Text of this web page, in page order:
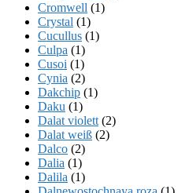
Cromwell (1)
Crystal (1)
Cucullus (1)
Culpa (1)
Cusoi (1)
Cynia (2)
Dakchip (1)
Daku (1)
Dalat violett (2)
Dalat weiß (2)
Dalco (2)
Dalia (1)
Dalila (1)